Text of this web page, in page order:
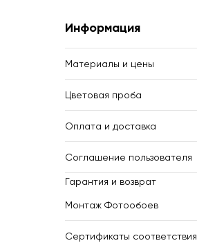
Информация
Материалы и цены
Цветовая проба
Оплата и доставка
Соглашение пользователя
Гарантия и возврат
Монтаж Фотообоев
Сертификаты соответствия